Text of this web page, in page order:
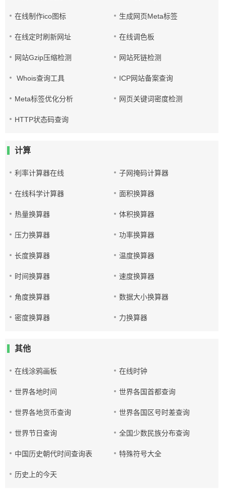
在线制作ico图标 生成网页Meta标签
在线定时刷新网址 在线调色板
网站Gzip压缩检测 网站死链检测
Whois查询工具 ICP网站备案查询
Meta标签优化分析 网页关键词密度检测
HTTP状态码查询
计算
利率计算器在线 子网掩码计算器
在线科学计算器 面积换算器
热量换算器 体积换算器
压力换算器 功率换算器
长度换算器 温度换算器
时间换算器 速度换算器
角度换算器 数据大小换算器
密度换算器 力换算器
其他
在线涂鸦画板 在线时钟
世界各地时间 世界各国首都查询
世界各地货币查询 世界各国区号时差查询
世界节日查询 全国少数民族分布查询
中国历史朝代时间查询表 特殊符号大全
历史上的今天